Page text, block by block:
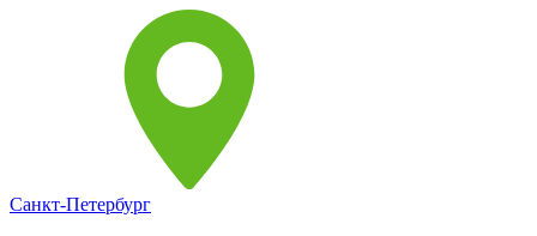
Санкт-Петербург